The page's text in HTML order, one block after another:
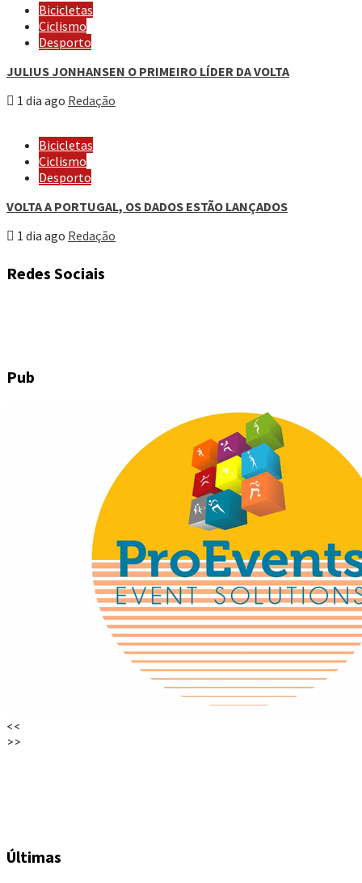
Bicicletas
Ciclismo
Desporto
JULIUS JONHANSEN O PRIMEIRO LÍDER DA VOLTA
1 dia ago Redação
Bicicletas
Ciclismo
Desporto
VOLTA A PORTUGAL, OS DADOS ESTÃO LANÇADOS
1 dia ago Redação
Redes Sociais
Pub
<<
>>
Últimas